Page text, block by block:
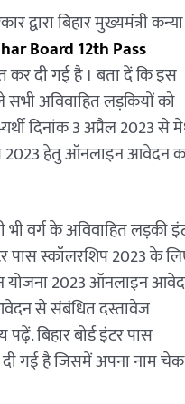
द्वारा बिहार मुख्यमंत्री कन्या
Board 12th Pass
दी गई है । बता दें कि इस
सभी अविवाहित लड़कियों को
दिनांक 3 अप्रैल 2023 से
2023 हेतु ऑनलाइन आवेदन
भी वर्ग के अविवाहित लड़की
पास स्कॉलरशिप 2023 के
योजना 2023 ऑनलाइन
से संबंधित दस्तावेज
बिहार बोर्ड इंटर पास
दी गई है जिसमें अपना नाम चेक